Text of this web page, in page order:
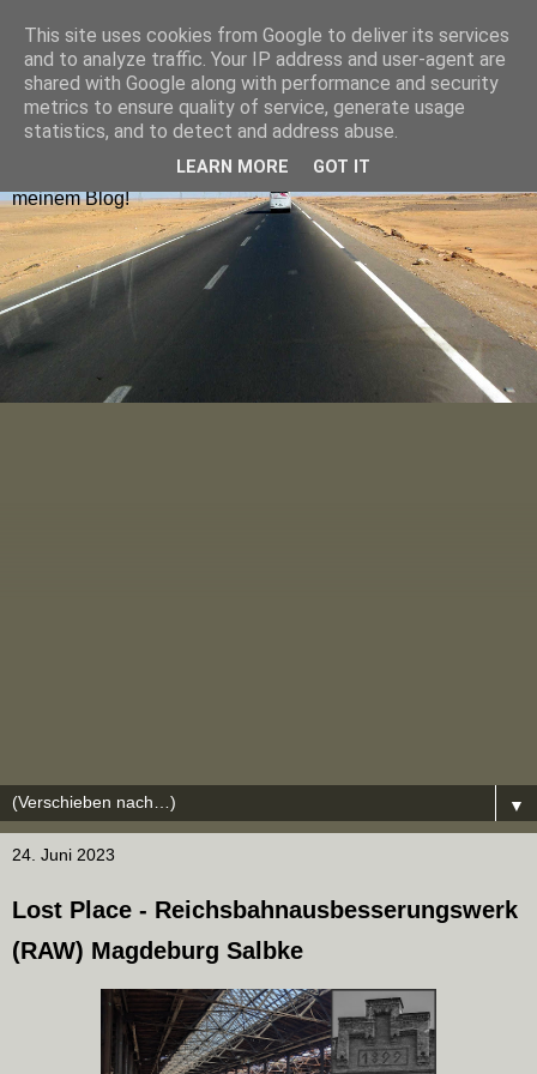
Hugolienchen on Tour
Reiseblogs aus Deutschland und Europa findet ihr nach
Ländern sortiert im Menu oder über die Blog-Karte. Die
neuesten Blogposts lest ihr auf der Startseite. Viel Spaß auf
meinem Blog!
▼
24. Juni 2023
Lost Place - Reichsbahnausbesserungswerk
(RAW) Magdeburg Salbke
This site uses cookies from Google to deliver its services
and to analyze traffic. Your IP address and user-agent are
shared with Google along with performance and security
metrics to ensure quality of service, generate usage
statistics, and to detect and address abuse.
LEARN MORE GOT IT